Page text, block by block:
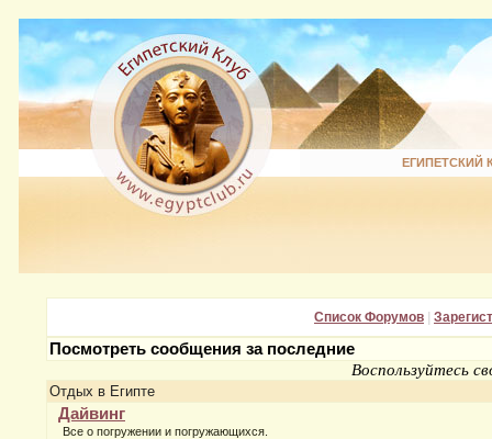
ЕГИПЕТСКИЙ
Список Форумов
Посмотреть сообщения за последние
Воспользуйтесь
Отдых в Египте
Дайвинг
Все о погружении и погружающихся.